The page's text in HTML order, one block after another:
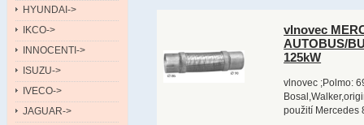
HYUNDAI->
IKCO->
INNOCENTI->
ISUZU->
IVECO->
JAGUAR->
vlnovec
AUTOBUS/
125kW
vlnovec ;Polmo:
použití Mercedes